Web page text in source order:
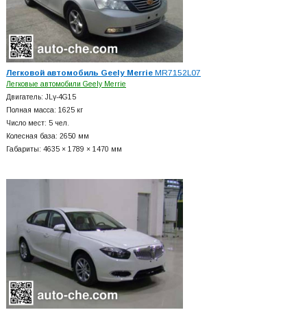
Легковой автомобиль Geely MerrieMR7152L07
Легковые автомобили Geely Merrie
Двигатель: JLγ-4G15
Полная масса: 1625 кг
Число мест: 5 чел.
Колесная база: 2650 мм
Габариты: 4635 × 1789 × 1470 мм